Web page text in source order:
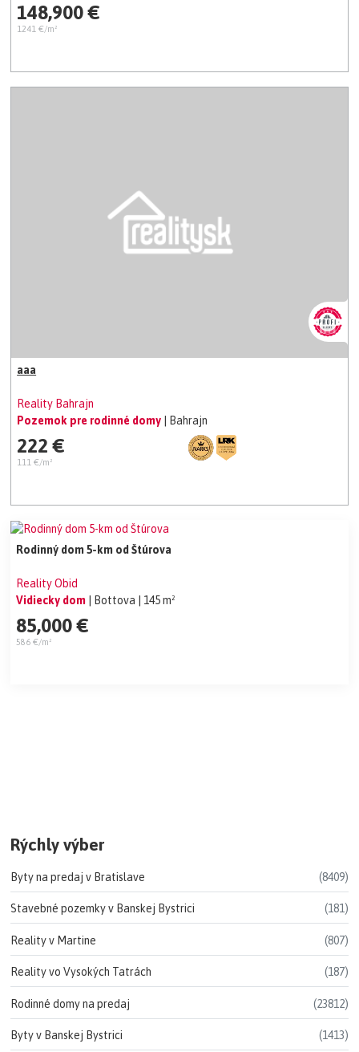
148,900 €
1241 €/m²
aaa
Reality Bahrajn
Pozemok pre rodinné domy
| Bahrajn
222 €
111 €/m²
Rodinný dom 5-km od Štúrova
Reality Obid
Vidiecky dom
| Bottova | 145 m²
85,000 €
586 €/m²
Rýchly výber
Byty na predaj v Bratislave (8409)
Stavebné pozemky v Banskej Bystrici (181)
Reality v Martine (807)
Reality vo Vysokých Tatrách (187)
Rodinné domy na predaj (23812)
Byty v Banskej Bystrici (1413)